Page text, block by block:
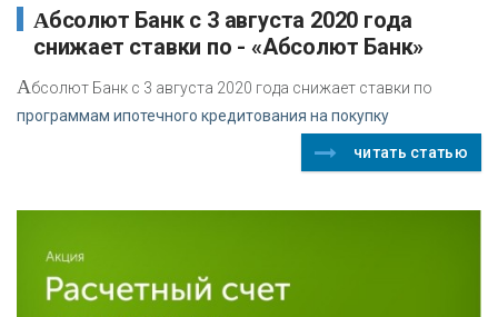
Абсолют Банк с 3 августа 2020 года
снижает ставки по - «Абсолют Банк»
Абсолют Банк с 3 августа 2020 года снижает ставки по
программам ипотечного кредитования на покупку
читать статью